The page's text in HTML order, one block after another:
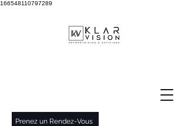
166548110797289
Prenez un Rendez-Vous